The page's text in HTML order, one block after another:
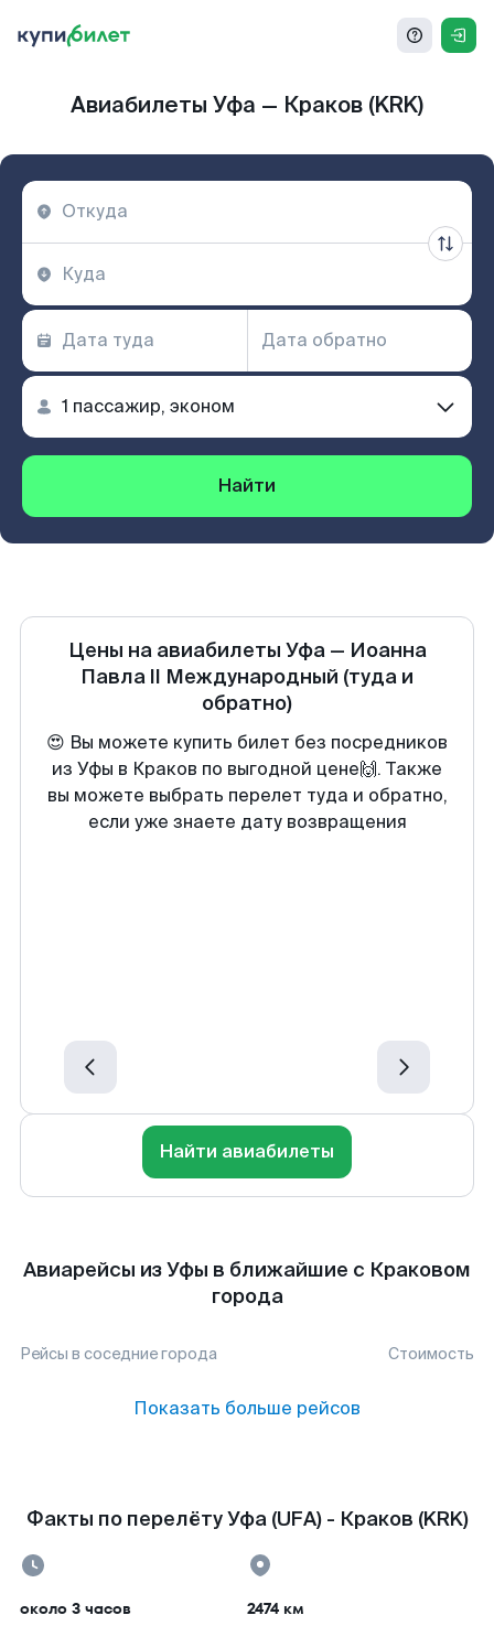
Авиабилеты Уфа — Краков (KRK)
Найти
Цены на авиабилеты Уфа— Иоанна
Павла II Международный (туда и
обратно)
😍 Вы можете купить билет без посредников
из Уфы в Краков по выгодной цене🙌. Также
вы можете выбрать перелет туда и обратно,
если уже знаете дату возвращения
Найти авиабилеты
Авиарейсы из Уфы в ближайшие с Краковом
города
Рейсы в соседние города Стоимость
Показать больше рейсов
Факты по перелёту Уфа (UFA) - Краков (KRK)
около 3 часов 2474 км